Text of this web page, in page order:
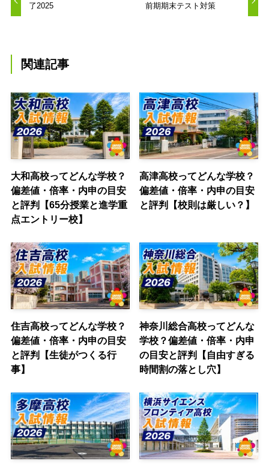
了2025
前期期末テスト対策
関連記事
大和高校ってどんな学校？
偏差値・倍率・内申の目安
と評判【65分授業と進学重
点エントリー校】
高津高校ってどんな学校？
偏差値・倍率・内申の目安
と評判【校則は厳しい？】
住吉高校ってどんな学校？
偏差値・倍率・内申の目安
と評判【生徒がつくる行
事】
神奈川総合高校ってどんな
学校？偏差値・倍率・内申
の目安と評判【自由すぎる
時間割の落とし穴】